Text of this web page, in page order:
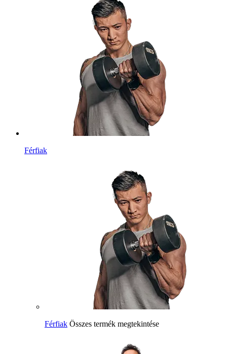
Férfiak
Férfiak Összes termék megtekintése